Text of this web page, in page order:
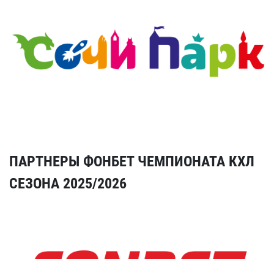
ПАРТНЕРЫ ФОНБЕТ ЧЕМПИОНАТА КХЛ
СЕЗОНА 2025/2026